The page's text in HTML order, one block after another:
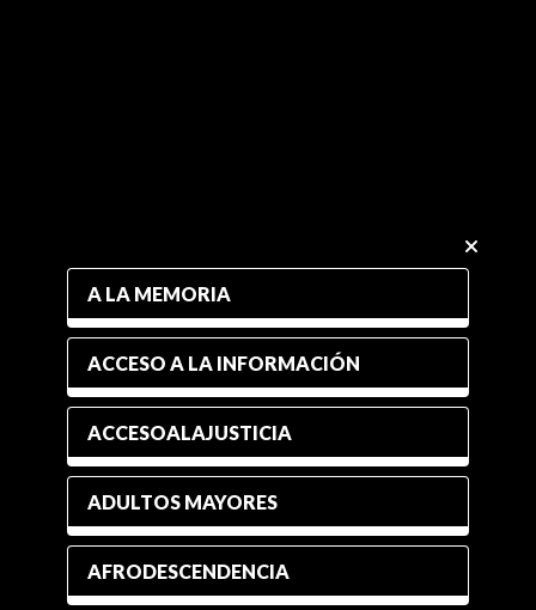
A LA MEMORIA
ACCESO A LA INFORMACIÓN
ACCESOALAJUSTICIA
ADULTOS MAYORES
AFRODESCENDENCIA